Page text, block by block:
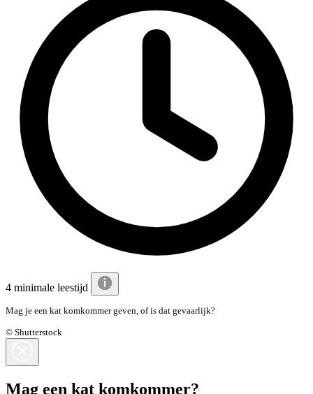
4 minimale leestijd
Mag je een kat komkommer geven, of is dat gevaarlijk?
© Shutterstock
Mag een kat komkommer?